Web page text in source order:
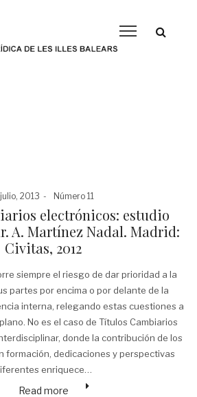
2013
Posted
Número 11
electrónicos: estudio
A. Martínez Nadal. Madrid:
Civitas, 2012
siempre el riesgo de dar prioridad a la
partes por encima o por delante de la
interna, relegando estas cuestiones a
No es el caso de Títulos Cambiarios
donde la contribución de los
formación, dedicaciones y perspectivas
enriquece…
Read more